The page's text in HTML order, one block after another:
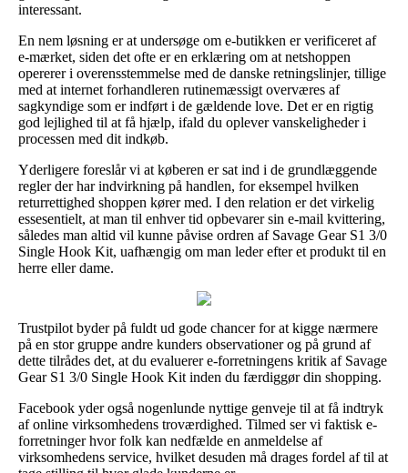
interessant.
En nem løsning er at undersøge om e-butikken er verificeret af
e-mærket, siden det ofte er en erklæring om at netshoppen
opererer i overensstemmelse med de danske retningslinjer, tillige
med at internet forhandleren rutinemæssigt overværes af
sagkyndige som er indført i de gældende love. Det er en rigtig
god lejlighed til at få hjælp, ifald du oplever vanskeligheder i
processen med dit indkøb.
Yderligere foreslår vi at køberen er sat ind i de grundlæggende
regler der har indvirkning på handlen, for eksempel hvilken
returrettighed shoppen kører med. I den relation er det virkelig
essesentielt, at man til enhver tid opbevarer sin e-mail kvittering,
således man altid vil kunne påvise ordren af Savage Gear S1 3/0
Single Hook Kit, uafhængig om man leder efter et produkt til en
herre eller dame.
Trustpilot byder på fuldt ud gode chancer for at kigge nærmere
på en stor gruppe andre kunders observationer og på grund af
dette tilrådes det, at du evaluerer e-forretningens kritik af Savage
Gear S1 3/0 Single Hook Kit inden du færdiggør din shopping.
Facebook yder også nogenlunde nyttige genveje til at få indtryk
af online virksomhedens troværdighed. Tilmed ser vi faktisk e-
forretninger hvor folk kan nedfælde en anmeldelse af
virksomhedens service, hvilket desuden må drages fordel af til at